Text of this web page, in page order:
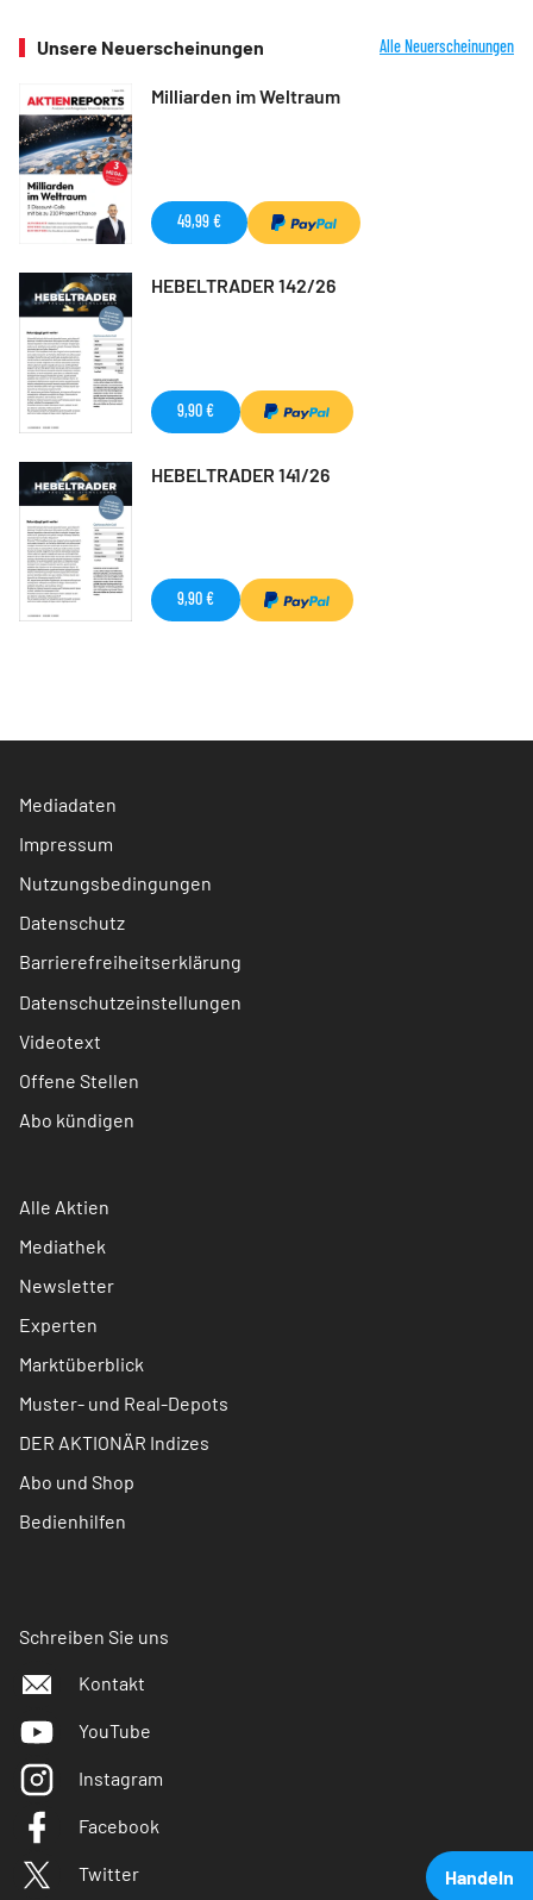
Handeln
Unsere Neuerscheinungen Alle Neuerscheinungen
Milliarden im Weltraum
49,99 €
HEBELTRADER 142/26
9,90 €
HEBELTRADER 141/26
9,90 €
Mediadaten
Impressum
Nutzungsbedingungen
Datenschutz
Barrierefreiheitserklärung
Datenschutzeinstellungen
Videotext
Offene Stellen
Abo kündigen
Alle Aktien
Mediathek
Newsletter
Experten
Marktüberblick
Muster- und Real-Depots
DER AKTIONÄR Indizes
Abo und Shop
Bedienhilfen
Schreiben Sie uns
Kontakt
YouTube
Instagram
Facebook
Twitter